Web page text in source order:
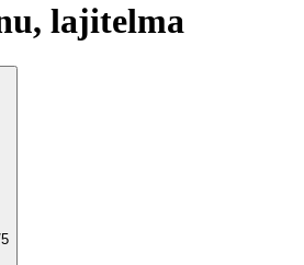
lajitelma